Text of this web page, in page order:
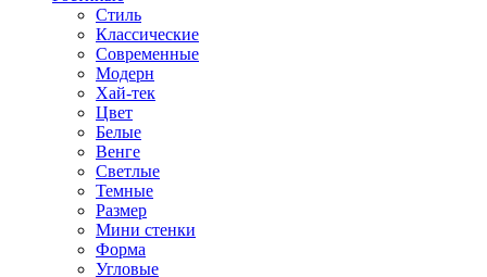
Стиль
Классические
Современные
Модерн
Хай-тек
Цвет
Белые
Венге
Светлые
Темные
Размер
Мини стенки
Форма
Угловые